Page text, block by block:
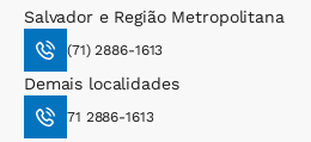
Salvador e Região Metropolitana
(71) 2886-1613
Demais localidades
71 2886-1613